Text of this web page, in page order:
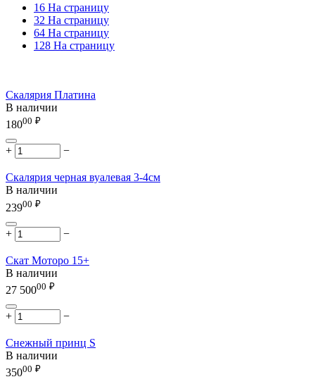
16 На страницу
32 На страницу
64 На страницу
128 На страницу
Скалярия Платина
В наличии
18000 ₽
+ −
Скалярия черная вуалевая 3-4см
В наличии
23900 ₽
+ −
Скат Моторо 15+
В наличии
27 50000 ₽
+ −
Снежный принц S
В наличии
35000 ₽